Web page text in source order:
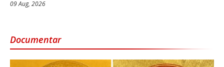
09 Aug, 2026
Documentar